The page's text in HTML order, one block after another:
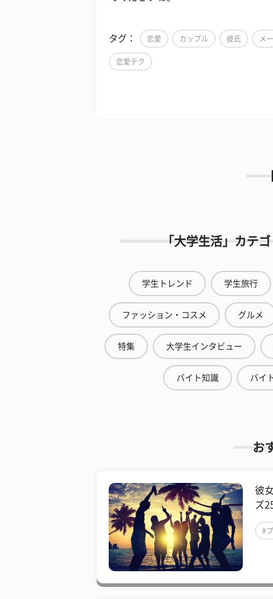
タグ： 恋愛 カップル 彼氏 メ
恋愛テク
「大学生活」カテ
学生トレンド 学生旅行
ファッション・コスメ グルメ
特集 大学生インタビュー
バイト知識 バイ
お
彼
ズ
#